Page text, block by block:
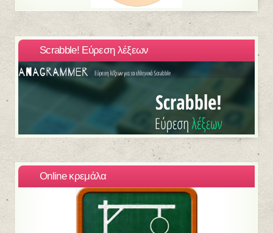
Scrabble! Εύρεση λέξεων
Online κρεμάλα